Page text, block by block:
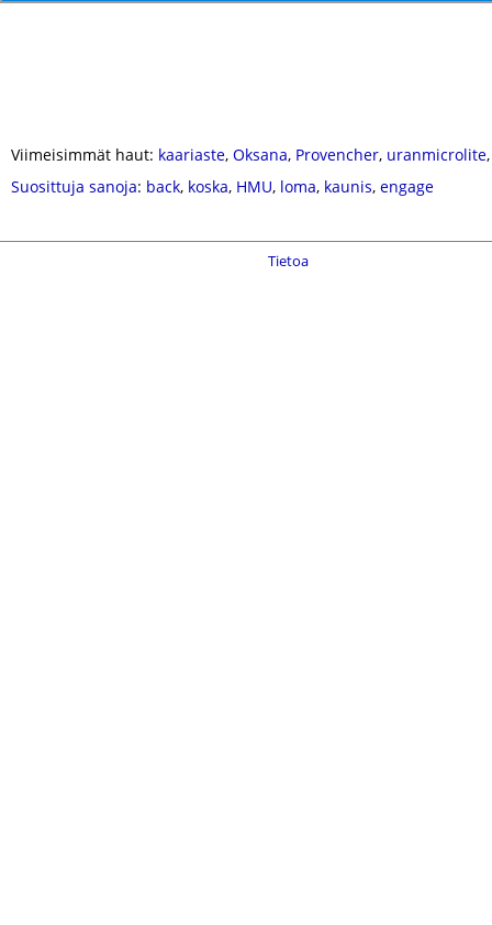
Viimeisimmät haut: kaariaste, Oksana, Provencher, uranmicrolite
Suosittuja sanoja: back, koska, HMU, loma, kaunis, engage
Tietoa